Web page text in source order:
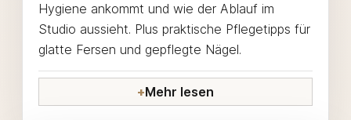
Hygiene ankommt und wie der Ablauf im
Studio aussieht. Plus praktische Pflegetipps für
glatte Fersen und gepflegte Nägel.
Mehr lesen